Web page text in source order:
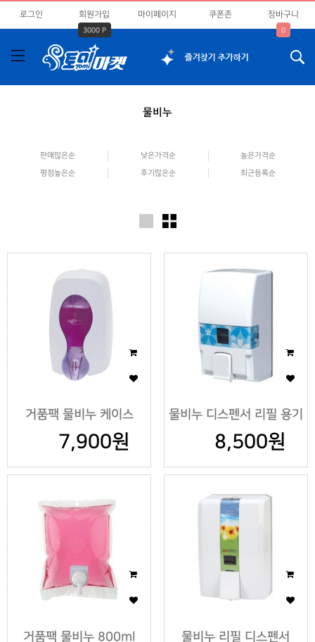
로그인 회원가입
3000 P
마이페이지 쿠폰존 장바구니
0
물비누
판매많은순 낮은가격순 높은가격순
평점높은순 후기많은순 최근등록순
거품팩 물비누 케이스
7,900원
물비누 디스펜서 리필 용기
8,500원
거품팩 물비누 800ml 물비누 리필 디스펜서